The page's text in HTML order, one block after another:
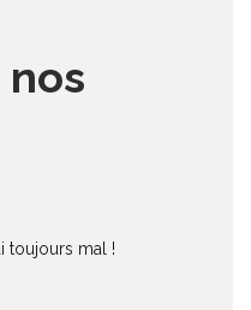
nos
toujours mal !